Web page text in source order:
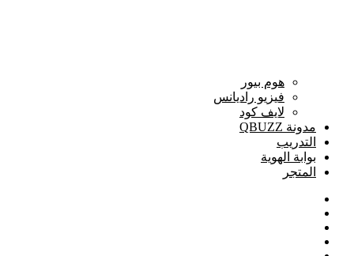
هوم بيور
فيزيو راديانس
لايف كود
مدونة QBUZZ
التدريب
بوابة الهوية
المتجر